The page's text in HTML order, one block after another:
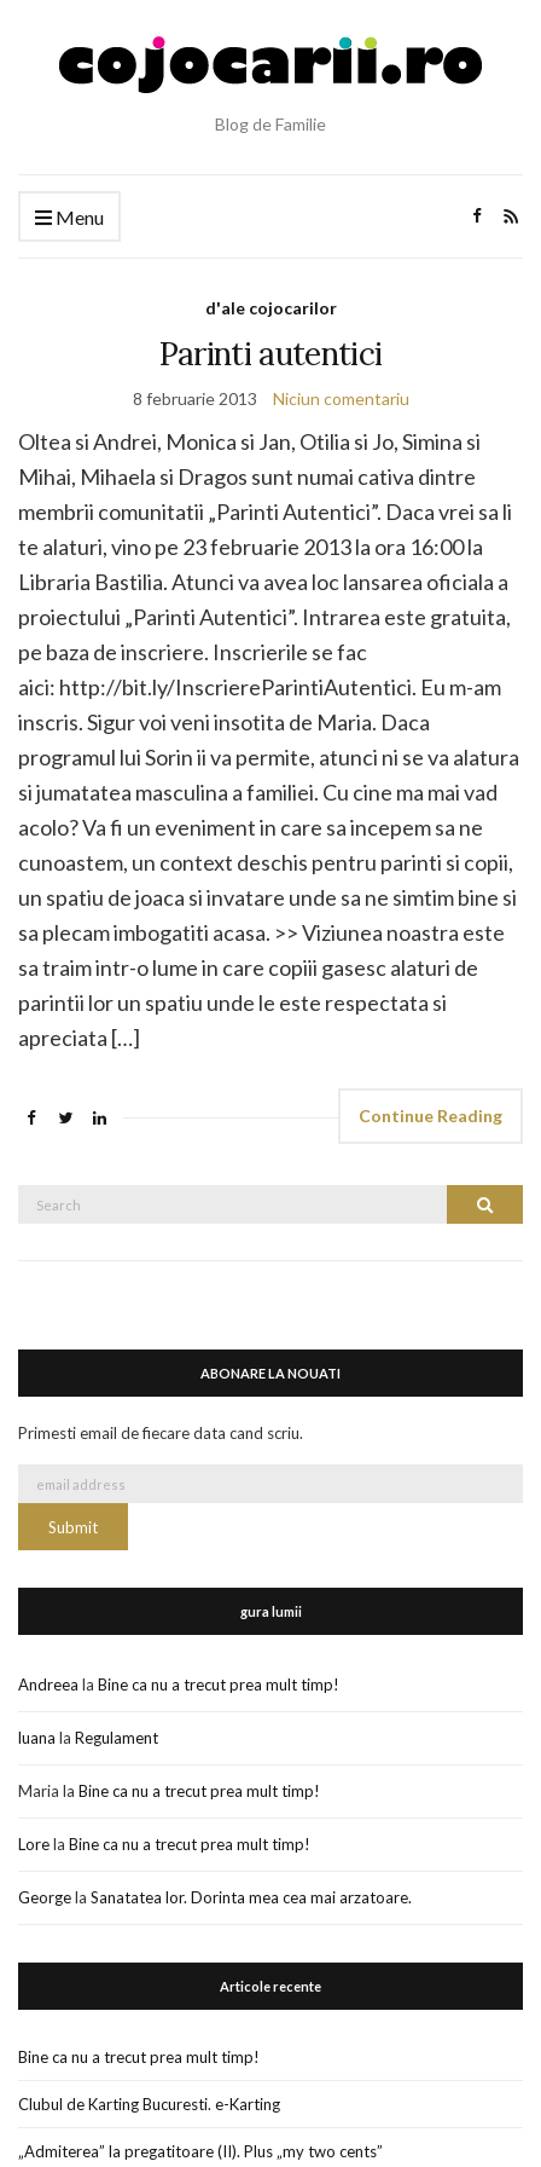
Blog de Familie
Menu
d'ale cojocarilor
Parinti autentici
8 februarie 2013 Niciun comentariu
Oltea si Andrei, Monica si Jan, Otilia si Jo, Simina si
Mihai, Mihaela si Dragos sunt numai cativa dintre
membrii comunitatii „Parinti Autentici”. Daca vrei sa li
te alaturi, vino pe 23 februarie 2013 la ora 16:00 la
Libraria Bastilia. Atunci va avea loc lansarea oficiala a
proiectului „Parinti Autentici”. Intrarea este gratuita,
pe baza de inscriere. Inscrierile se fac
aici: http://bit.ly/InscriereParintiAutentici. Eu m-am
inscris. Sigur voi veni insotita de Maria. Daca
programul lui Sorin ii va permite, atunci ni se va alatura
si jumatatea masculina a familiei. Cu cine ma mai vad
acolo? Va fi un eveniment in care sa incepem sa ne
cunoastem, un context deschis pentru parinti si copii,
un spatiu de joaca si invatare unde sa ne simtim bine si
sa plecam imbogatiti acasa. >> Viziunea noastra este
sa traim intr-o lume in care copiii gasesc alaturi de
parintii lor un spatiu unde le este respectata si
apreciata […]
Continue Reading
Search
ABONARE LA NOUATI
Primesti email de fiecare data cand scriu.
gura lumii
Andreea la Bine ca nu a trecut prea mult timp!
luana la Regulament
Maria la Bine ca nu a trecut prea mult timp!
Lorela Bine ca nu a trecut prea mult timp!
Georgela Sanatatea lor. Dorinta mea cea mai arzatoare.
Articole recente
Bine ca nu a trecut prea mult timp!
Clubul de Karting Bucuresti. e-Karting
„Admiterea” la pregatitoare (II). Plus „my two cents”